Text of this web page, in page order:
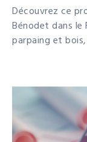
Découvrez ce
Bénodet dans le
parpaing et